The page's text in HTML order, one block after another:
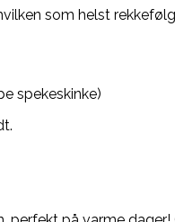
som helst
spekeskinke)